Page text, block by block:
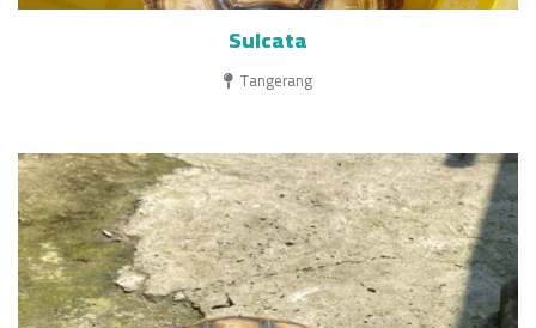
Sulcata
Tangerang